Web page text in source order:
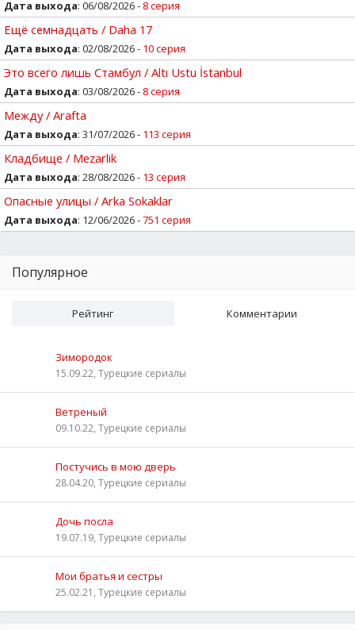
Дата выхода: 06/08/2026 - 8 серия
Ещё семнадцать / Daha 17
Дата выхода: 02/08/2026 - 10 серия
Это всего лишь Стамбул / Altı Ustu İstanbul
Дата выхода: 03/08/2026 - 8 серия
Между / Arafta
Дата выхода: 31/07/2026 - 113 серия
Кладбище / Mezarlik
Дата выхода: 28/08/2026 - 13 серия
Опасные улицы / Arka Sokaklar
Дата выхода: 12/06/2026 -751 серия
Популярное
Рейтинг Комментарии
Зимородок
15.09.22, Турецкие сериалы
Ветреный
09.10.22, Турецкие сериалы
Постучись в мою дверь
28.04.20, Турецкие сериалы
Дочь посла
19.07.19, Турецкие сериалы
Мои братья и сестры
25.02.21, Турецкие сериалы